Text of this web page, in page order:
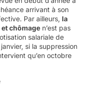
arrivant à son
Par ailleurs, la
chômage n’est pas
salariale de
si la suppression
qu’en octobre